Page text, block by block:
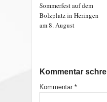
Sommerfest auf dem
Bolzplatz in Heringen
am 8. August
Kommentar
Kommentar *